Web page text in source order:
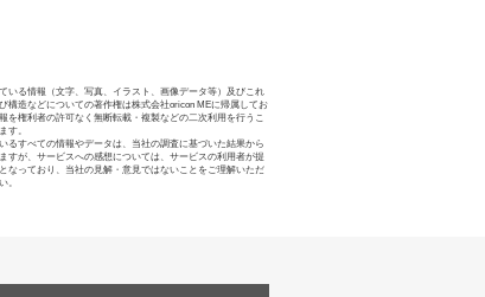
いる情報（文字、写真、イラスト、画像データ等）及びこれ
構造などについての著作権は株式会社oricon MEに帰属してお
を権利者の許可なく無断転載・複製などの二次利用を行うこ
す。
るすべての情報やデータは、当社の調査に基づいた結果から
すが、サービスへの感想については、サービスの利用者が提
なっており、当社の見解・意見ではないことをご理解いただ
。